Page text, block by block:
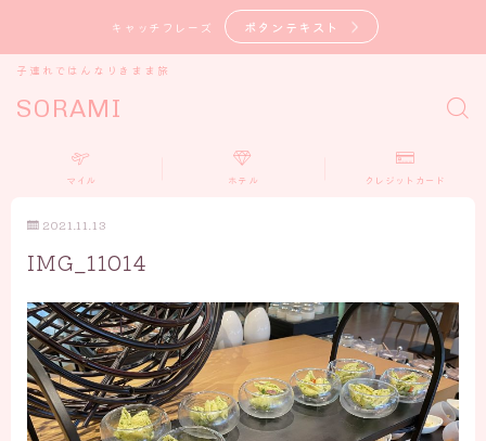
キャッチフレーズ ボタンテキスト
SORAMI
子連れではんなりきまま旅
マイル ホテル クレジットカード
2021.11.13
IMG_11014